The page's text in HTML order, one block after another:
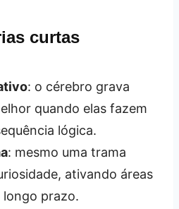
curtas
: o cérebro grava
quando elas fazem
lógica.
: mesmo uma trama
ativando áreas
longo prazo.